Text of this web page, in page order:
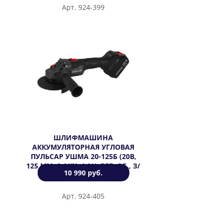
Арт. 924-399
ШЛИФМАШИНА
АККУМУЛЯТОРНАЯ УГЛОВАЯ
ПУЛЬСАР УШМА 20-125Б (20В,
125 ММ, 2 АКК, 4 АЧ, РЕГ. ОБ., З/
УТСР., КЕЙС)
10 990 руб.
Арт. 924-405